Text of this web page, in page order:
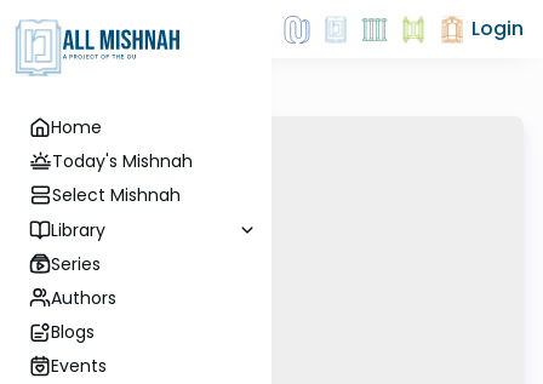
Home
Today's Mishnah
Select Mishnah
Library
Series
Authors
Blogs
Events
Login